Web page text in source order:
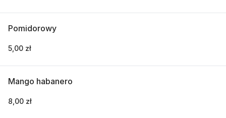
Pomidorowy
5,00 zł
Mango habanero
8,00 zł